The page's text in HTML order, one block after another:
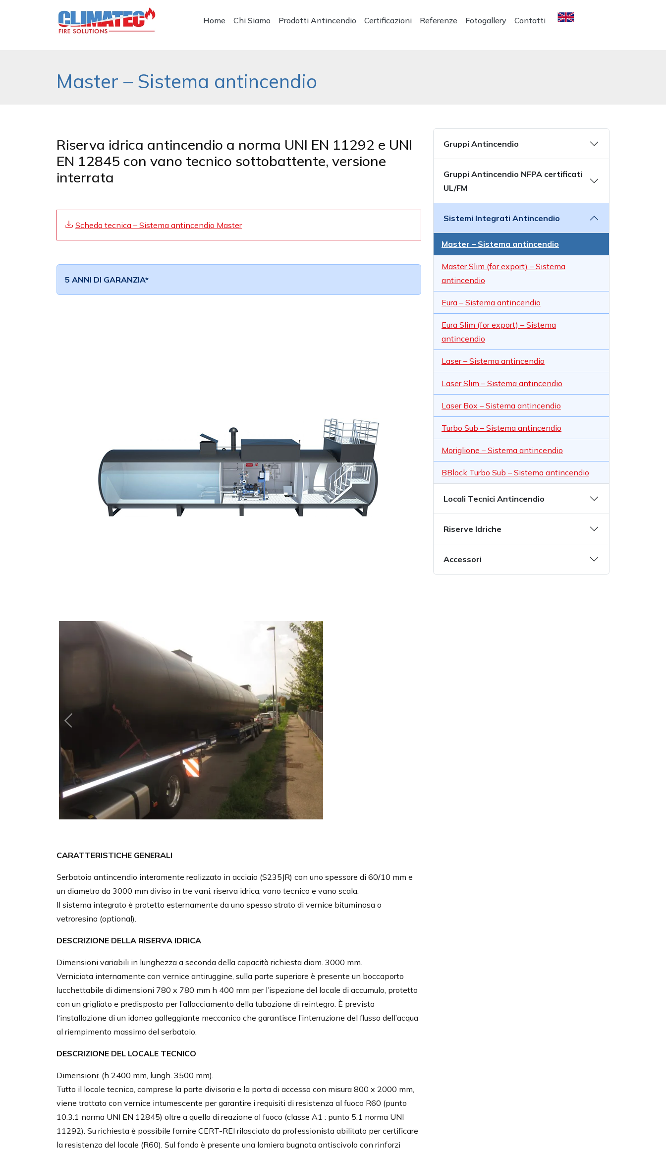
Home Chi Siamo Prodotti Antincendio Certificazioni Referenze Fotogallery Contatti
Master – Sistema antincendio
Riserva idrica antincendio a norma UNI EN 11292 e UNI
EN 12845 con vano tecnico sottobattente, versione
interrata
Scheda tecnica – Sistema antincendio Master
5 ANNI DI GARANZIA*
CARATTERISTICHE GENERALI
Serbatoio antincendio interamente realizzato in acciaio (S235JR) con uno spessore di 60/10 mm e
un diametro da 3000 mm diviso in tre vani: riserva idrica, vano tecnico e vano scala.
Il sistema integrato è protetto esternamente da uno spesso strato di vernice bituminosa o
vetroresina (optional).
DESCRIZIONE DELLA RISERVA IDRICA
Dimensioni variabili in lunghezza a seconda della capacità richiesta diam. 3000 mm.
Verniciata internamente con vernice antiruggine, sulla parte superiore è presente un boccaporto
lucchettabile di dimensioni 780 x 780 mm h 400 mm per l’ispezione del locale di accumulo, protetto
con un grigliato e predisposto per l’allacciamento della tubazione di reintegro. È prevista
l‘installazione di un idoneo galleggiante meccanico che garantisce l’interruzione del flusso dell’acqua
al riempimento massimo del serbatoio.
DESCRIZIONE DEL LOCALE TECNICO
Dimensioni: (h 2400 mm, lungh. 3500 mm).
Tutto il locale tecnico, comprese la parte divisoria e la porta di accesso con misura 800 x 2000 mm,
viene trattato con vernice intumescente per garantire i requisiti di resistenza al fuoco R60 (punto
10.3.1 norma UNI EN 12845) oltre a quello di reazione al fuoco (classe A1 : punto 5.1 norma UNI
11292). Su richiesta è possibile fornire CERT-REI rilasciato da professionista abilitato per certificare
la resistenza del locale (R60). Sul fondo è presente una lamiera bugnata antiscivolo con rinforzi
Gruppi Antincendio
Gruppi Antincendio NFPA certificati
UL/FM
Sistemi Integrati Antincendio
Master – Sistema antincendio
Master Slim (for export) – Sistema
antincendio
Eura – Sistema antincendio
Eura Slim (for export) – Sistema
antincendio
Laser – Sistema antincendio
Laser Slim – Sistema antincendio
Laser Box – Sistema antincendio
Turbo Sub – Sistema antincendio
Moriglione – Sistema antincendio
BBlock Turbo Sub – Sistema antincendio
Locali Tecnici Antincendio
Riserve Idriche
Accessori